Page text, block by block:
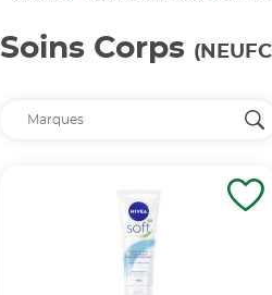
Soins Corps